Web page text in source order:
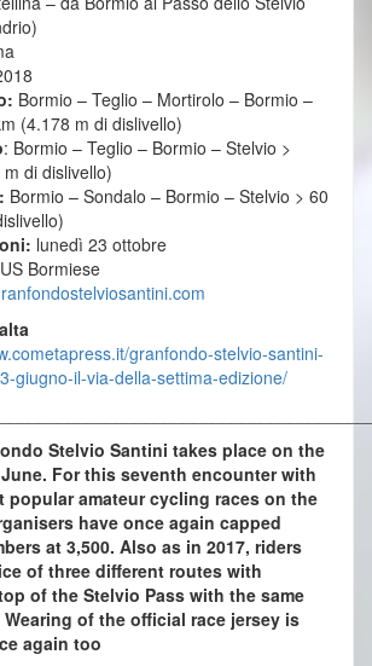
Bormio – Teglio – Mortirolo – Bormio –
(4.178 m di dislivello)
: Bormio – Teglio – Bormio – Stelvio >
di dislivello)
Bormio – Sondalo – Bormio – Stelvio > 60
lunedì 23 ottobre
US Bormiese
granfondo-stelvio-santini-
giugno-il-via-della-settima-edizione/
Stelvio Santini takes place on the
For this seventh encounter with
popular amateur cycling races on the
have once again capped
at 3,500. Also as in 2017, riders
of three different routes with
of the Stelvio Pass with the same
of the official race jersey is
again too